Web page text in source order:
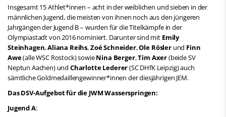
Insgesamt 15 Athlet*innen – acht in der weiblichen und sieben in der
männlichen Jugend, die meisten von ihnen noch aus den jüngeren
Jahrgängen der Jugend B – wurden für die Titelkämpfe in der
Olympiastadt von 2016 nominiert. Darunter sind mit Emily
Steinhagen,Aliana Reihs,Zoé Schneider,Ole Röslerund Finn
Awe(alle WSC Rostock) sowieNina Berger,Tim Axer(beide SV
Neptun Aachen) und Charlotte Lederer(SC DHfK Leipzig) auch
sämtliche Goldmedaillengewinner*innen der diesjährigen JEM.
Das DSV-Aufgebot für die JWM Wasserspringen:
Jugend A: